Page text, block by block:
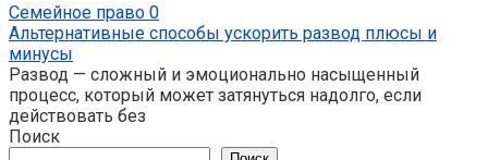
Семейное право 0
Альтернативные способы ускорить развод плюсы и
минусы
Развод — сложный и эмоционально насыщенный
процесс, который может затянуться надолго, если
действовать без
Поиск